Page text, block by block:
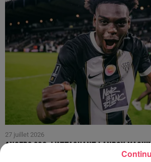
27 juillet 2026
ANGERS SCO. L'ATTAQUANT LANROY